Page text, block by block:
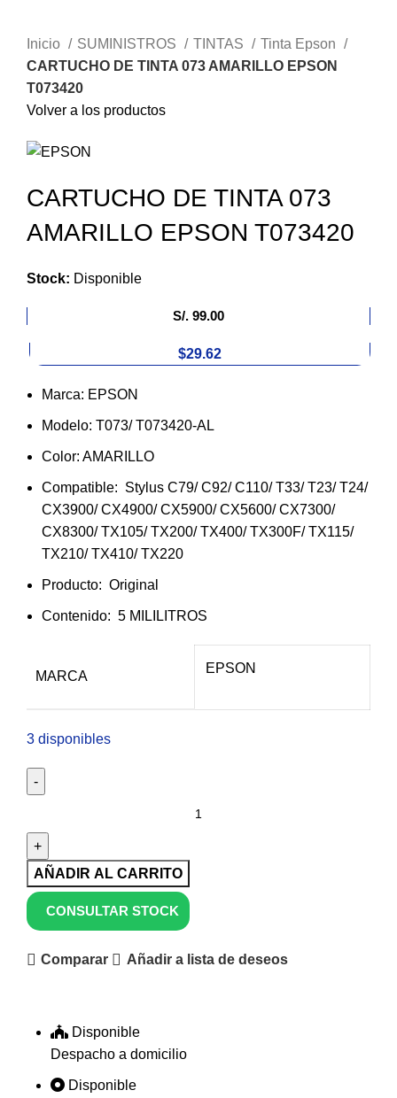
Inicio SUMINISTROS TINTAS
Tinta Epson
CARTUCHO DE TINTA 073 AMARILLO EPSON
T073420
Volver a los productos
CARTUCHO DE TINTA 073
AMARILLO EPSON T073420
Stock: Disponible
S/. 99.00
$29.62
Marca: EPSON
Modelo: T073/ T073420-AL
Color: AMARILLO
Compatible: Stylus C79/ C92/ C110/ T33/ T23/ T24/
CX3900/ CX4900/ CX5900/ CX5600/ CX7300/
CX8300/ TX105/ TX200/ TX400/ TX300F/ TX115/
TX210/ TX410/ TX220
Producto: Original
Contenido: 5 MILILITROS
MARCA
EPSON
3 disponibles
AÑADIR AL CARRITO
CONSULTAR STOCK
Comparar Añadir a lista de deseos
Disponible
Despacho a domicilio
Disponible